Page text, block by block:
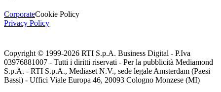
CorporateCookie Policy
Privacy Policy
Copyright © 1999-2026 RTI S.p.A. Business Digital - P.Iva
03976881007 - Tutti i diritti riservati - Per la pubblicità Mediamond
S.p.A. - RTI S.p.A., Mediaset N.V., sede legale Amsterdam (Paesi
Bassi) - Uffici Viale Europa 46, 20093 Cologno Monzese (MI)